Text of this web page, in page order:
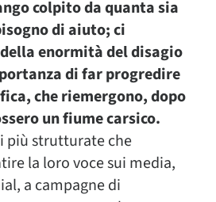
colpito da quanta sia
di aiuto; ci
enormità del disagio
di far progredire
che riemergono, dopo
un fiume carsico.
più strutturate che
la loro voce sui media,
a campagne di